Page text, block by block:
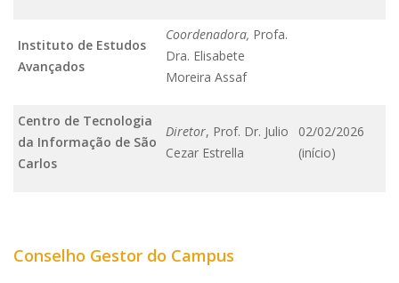
Instituto de Estudos
Avançados
Coordenadora, Profa.
Dra. Elisabete
Moreira Assaf
Centro de Tecnologia
da Informação de São
Carlos
Diretor, Prof. Dr. Julio
Cezar Estrella
02/02/2026
(início)
Conselho Gestor do Campus